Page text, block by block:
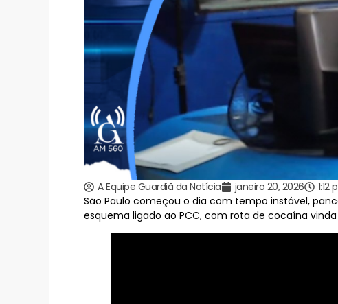
A Equipe Guardiã da Notícia janeiro 20, 2026
1:12
São Paulo começou o dia com tempo instável,
esquema ligado ao PCC, com rota de cocaína